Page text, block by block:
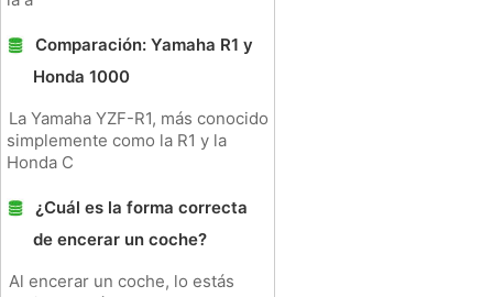
Comparación: Yamaha R1 y
Honda 1000
La Yamaha YZF-R1, más conocido
simplemente como la R1 y la
Honda C
¿Cuál es la forma correcta
de encerar un coche?
Al encerar un coche, lo estás